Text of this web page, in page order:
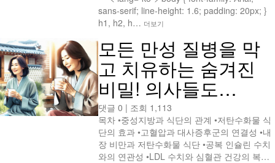
sans-serif; line-height: 1.6; padding: 20px; }
h1, h2, h… 더보기
모든 만성 질병을 막
고 치유하는 숨겨진
비밀! 의사들도…
댓글 0 | 조회 1,113
목차 •중성지방과 식단의 관계 •저탄수화물 식
단의 효과 •고혈압과 대사증후군의 연결성 •내
장 비만과 저탄수화물 식단 •공복 인슐린 수치
와의 연관성 •LDL 수치와 심혈관 건강의 복…